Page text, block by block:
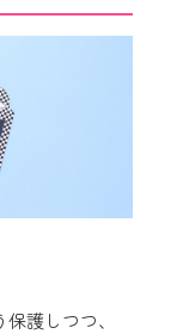
護しつつ、